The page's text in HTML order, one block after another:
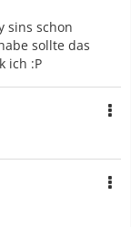
!
sins schon
sollte das
ich :P